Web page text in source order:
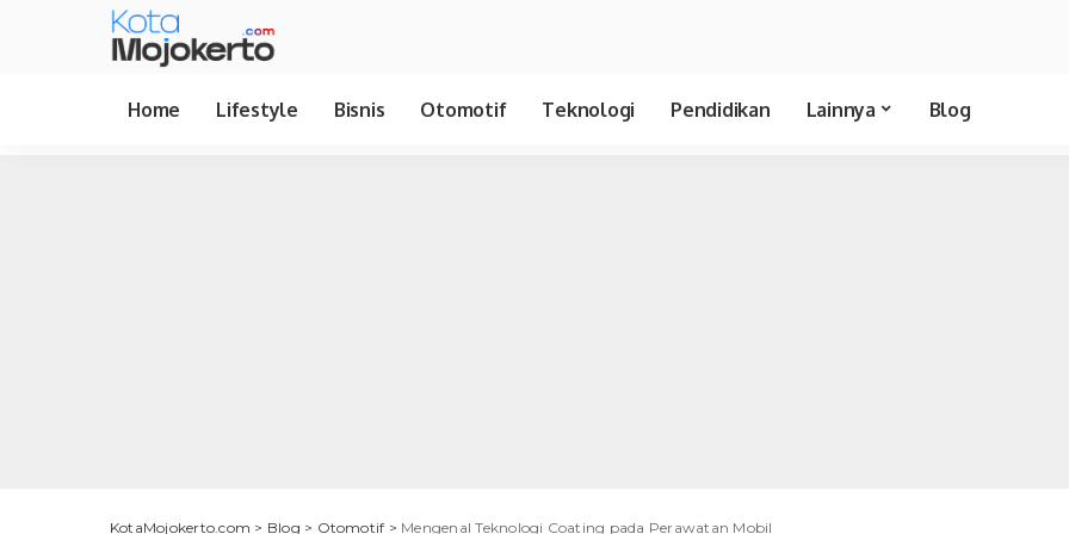
Home Lifestyle Bisnis Otomotif Teknologi Pendidikan Lainnya Blog
KotaMojokerto.com > Blog > Otomotif > Mengenal Teknologi Coating pada Perawatan Mobil